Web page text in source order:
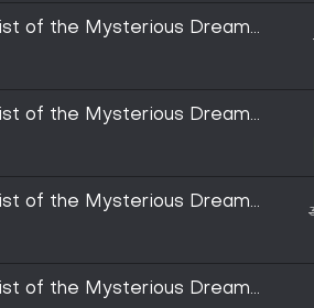
of the Mysterious Dream
of the Mysterious Dream
of the Mysterious Dream
of the Mysterious Dream